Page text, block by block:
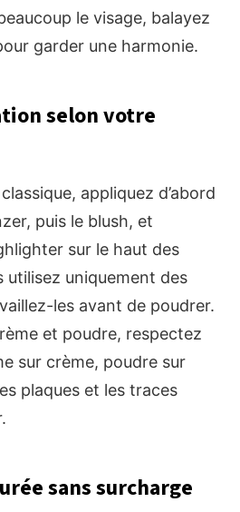
le visage, balayez
garder une harmonie.
selon votre
appliquez d’abord
puis le blush, et
sur le haut des
utilisez uniquement des
les avant de poudrer.
et poudre, respectez
sur crème, poudre sur
plaques et les traces
sans surcharge